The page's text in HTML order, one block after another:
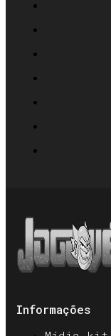
Informações